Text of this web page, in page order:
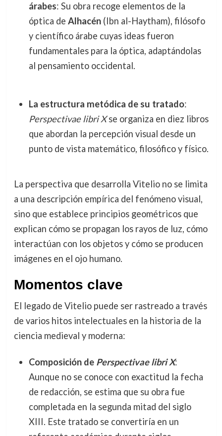
árabes: Su obra recoge elementos de la
óptica de Alhacén(Ibn al-Haytham), filósofo
y científico árabe cuyas ideas fueron
fundamentales para la óptica, adaptándolas
al pensamiento occidental.
La estructura metódica de su tratado:
Perspectivae libri Xse organiza en diez libros
que abordan la percepción visual desde un
punto de vista matemático, filosófico y físico.
La perspectiva que desarrolla Vitelio no se limita
a una descripción empírica del fenómeno visual,
sino que establece principios geométricos que
explican cómo se propagan los rayos de luz, cómo
interactúan con los objetos y cómo se producen
imágenes en el ojo humano.
Momentos clave
El legado de Vitelio puede ser rastreado a través
de varios hitos intelectuales en la historia de la
ciencia medieval y moderna:
Composición de Perspectivae libri X:
Aunque no se conoce con exactitud la fecha
de redacción, se estima que su obra fue
completada en la segunda mitad del siglo
XIII. Este tratado se convertiría en un